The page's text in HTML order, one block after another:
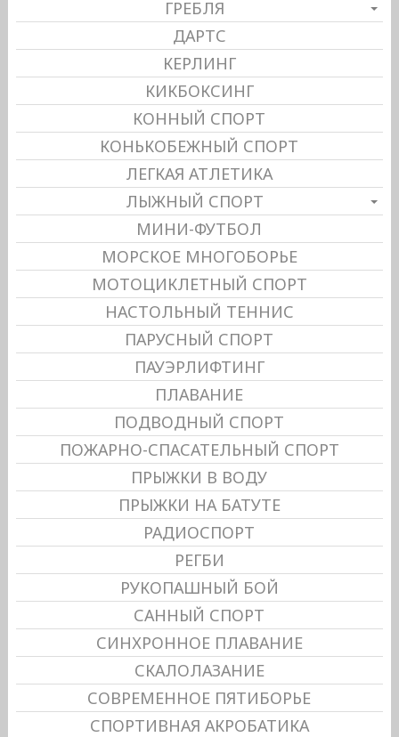
ГРЕБЛЯ
ДАРТС
КЕРЛИНГ
КИКБОКСИНГ
КОННЫЙ СПОРТ
КОНЬКОБЕЖНЫЙ СПОРТ
ЛЕГКАЯ АТЛЕТИКА
ЛЫЖНЫЙ СПОРТ
МИНИ-ФУТБОЛ
МОРСКОЕ МНОГОБОРЬЕ
МОТОЦИКЛЕТНЫЙ СПОРТ
НАСТОЛЬНЫЙ ТЕННИС
ПАРУСНЫЙ СПОРТ
ПАУЭРЛИФТИНГ
ПЛАВАНИЕ
ПОДВОДНЫЙ СПОРТ
ПОЖАРНО-СПАСАТЕЛЬНЫЙ СПОРТ
ПРЫЖКИ В ВОДУ
ПРЫЖКИ НА БАТУТЕ
РАДИОСПОРТ
РЕГБИ
РУКОПАШНЫЙ БОЙ
САННЫЙ СПОРТ
СИНХРОННОЕ ПЛАВАНИЕ
СКАЛОЛАЗАНИЕ
СОВРЕМЕННОЕ ПЯТИБОРЬЕ
СПОРТИВНАЯ АКРОБАТИКА